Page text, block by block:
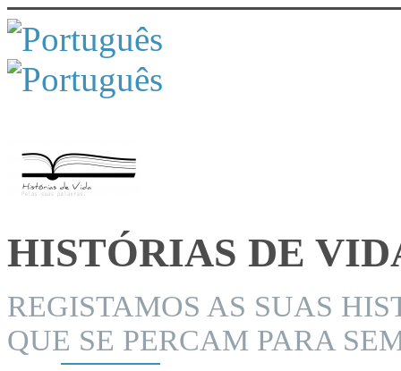
HISTÓRIAS DE
REGISTAMOS AS SUAS
QUE SE PERCAM PARA